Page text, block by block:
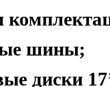
шины;
диски